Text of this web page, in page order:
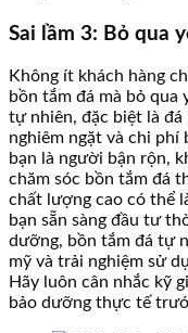
Sai lầm 3: Bỏ qua
Không ít khách hàng
bồn tắm đá mà bỏ qua
tự nhiên, đặc biệt là đá
nghiêm ngặt và chi phí
bạn là người bận rộn,
chăm sóc bồn tắm đá
chất lượng cao có thể
bạn sẵn sàng đầu tư
dưỡng, bồn tắm đá tự
mỹ và trải nghiệm sử
Hãy luôn cân nhắc kỹ
bảo dưỡng thực tế